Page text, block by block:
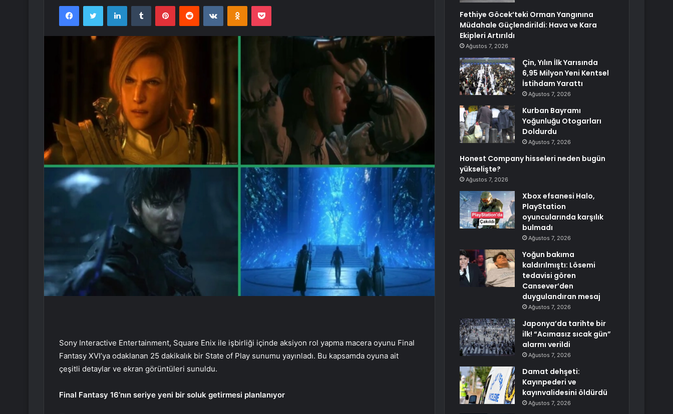
FacebookTwitter LinkedInTumblr PinterestReddit VKontakteOdnoklassniki
Pocket
Sony Interactive Entertainment, Square Enix ile işbirliği içinde aksiyon rol yapma macera oyunu Final
Fantasy XVI’ya odaklanan 25 dakikalık bir State of Play sunumu yayınladı. Bu kapsamda oyuna ait
çeşitli detaylar ve ekran görüntüleri sunuldu.
Final Fantasy 16’nın seriye yeni bir soluk getirmesi planlanıyor
Fethiye Göcek’teki Orman Yangınına
Müdahale Güçlendirildi: Hava ve Kara
Ekipleri Artırıldı
Ağustos 7, 2026
Çin, Yılın İlk Yarısında
6,95 Milyon Yeni Kentsel
İstihdam Yarattı
Ağustos 7, 2026
Kurban Bayramı
Yoğunluğu Otogarları
Doldurdu
Ağustos 7, 2026
Honest Company hisseleri neden bugün
yükselişte?
Ağustos 7, 2026
Xbox efsanesi Halo,
PlayStation
oyuncularında karşılık
bulmadı
Ağustos 7, 2026
Yoğun bakıma
kaldırılmıştı: Lösemi
tedavisi gören
Cansever’den
duygulandıran mesaj
Ağustos 7, 2026
Japonya’da tarihte bir
ilk! “Acımasız sıcak gün”
alarmı verildi
Ağustos 7, 2026
Damat dehşeti:
Kayınpederi ve
kayınvalidesini öldürdü
Ağustos 7, 2026